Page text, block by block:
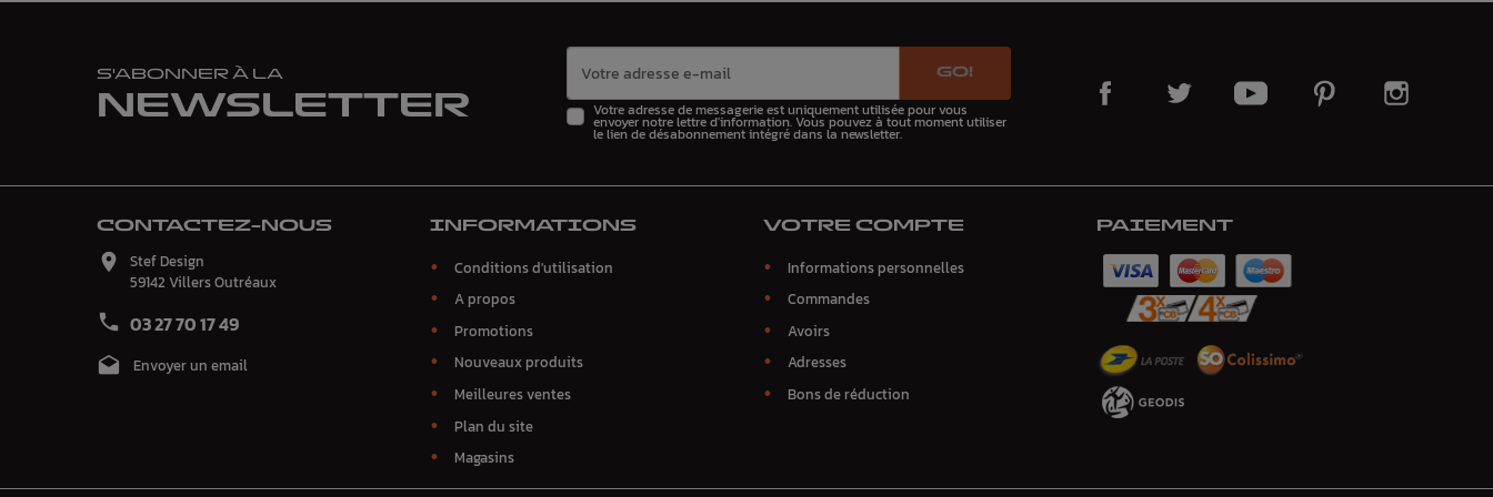
S'ABONNER À LA
NEWSLETTER
GO!
Votre adresse de messagerie est uniquement utilisée pour vous
envoyer notre lettre d'information. Vous pouvez à tout moment utiliser
le lien de désabonnement intégré dans la newsletter.
CONTACTEZ-NOUS

Stef Design
59142 Villers Outréaux
 03 27 70 17 49
 Envoyer un email
INFORMATIONS
Conditions d'utilisation
A propos
Promotions
Nouveaux produits
Meilleures ventes
Plan du site
Magasins
VOTRE COMPTE
Informations personnelles
Commandes
Avoirs
Adresses
Bons de réduction
PAIEMENT